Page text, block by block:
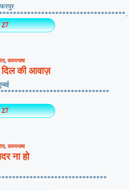
,काव्यभाषा
दिल की आवाज़
,काव्यभाषा
ना हो